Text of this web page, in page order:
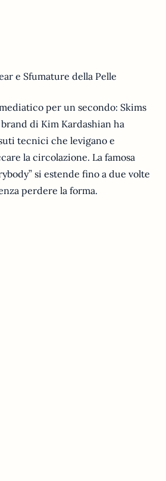
e Sfumature della Pelle
per un secondo: Skims
di Kim Kardashian ha
tecnici che levigano e
la circolazione. La famosa
si estende fino a due volte
perdere la forma.